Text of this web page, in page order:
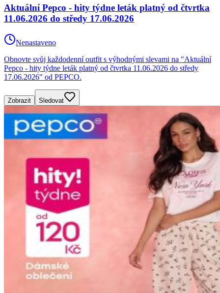
Aktuální Pepco - hity týdne leták platný od čtvrtka
11.06.2026 do středy 17.06.2026
Nenastaveno
Obnovte svůj každodenní outfit s výhodnými slevami na "Aktuální
Pepco - hity týdne leták platný od čtvrtka 11.06.2026 do středy
17.06.2026" od PEPCO.
Zobrazit Sledovat